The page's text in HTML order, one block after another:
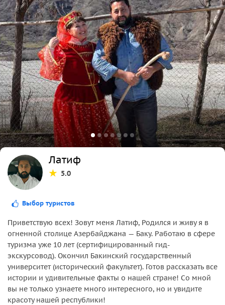
Латиф
5.0
Выбор туристов
Приветствую всех! Зовут меня Латиф, Родился и живу я в
огненной столице Азербайджана — Баку. Работаю в сфере
туризма уже 10 лет (сертифицированный гид-
экскурсовод). Окончил Бакинский государственный
университет (исторический факультет). Готов рассказать все
истории и удивительные факты о нашей стране! Со мной
вы не только узнаете много интересного, но и увидите
красоту нашей республики!